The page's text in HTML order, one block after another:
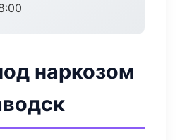
наркозом